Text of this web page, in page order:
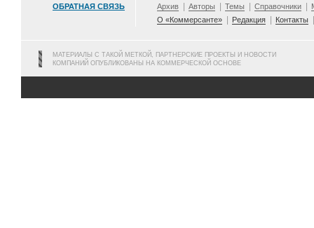
ОБРАТНАЯ СВЯЗЬ Архив Авторы Темы Справочники
О «Коммерсанте»
Редакция Контакты
МАТЕРИАЛЫ С ТАКОЙ МЕТКОЙ, ПАРТНЕРСКИЕ ПРОЕКТЫ И НОВОСТИ
КОМПАНИЙ ОПУБЛИКОВАНЫ НА КОММЕРЧЕСКОЙ ОСНОВЕ